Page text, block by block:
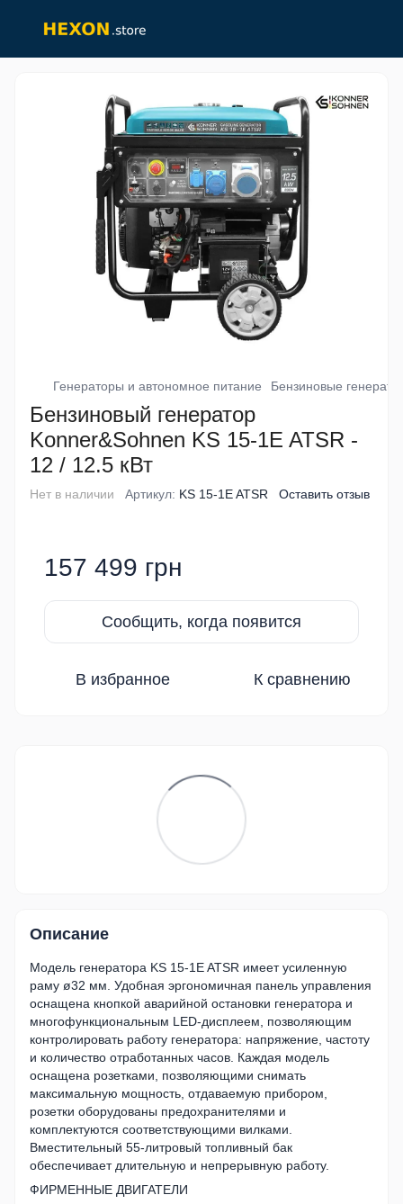
Генераторы и автономное питание Бензиновые
Бензиновый генератор
Konner&Sohnen KS 15-1E ATSR -
12 / 12.5 кВт
Нет в наличии Артикул: KS 15-1E ATSR Оставить отзыв
157 499 грн
Сообщить, когда появится
В избранное К сравнению
Описание
Модель генератора KS 15-1E ATSR имеет усиленную
раму ø32 мм. Удобная эргономичная панель управления
оснащена кнопкой аварийной остановки генератора и
многофункциональным LED-дисплеем, позволяющим
контролировать работу генератора: напряжение, частоту
и количество отработанных часов. Каждая модель
оснащена розетками, позволяющими снимать
максимальную мощность, отдаваемую прибором,
розетки оборудованы предохранителями и
комплектуются соответствующими вилками.
Вместительный 55-литровый топливный бак
обеспечивает длительную и непрерывную работу.
ФИРМЕННЫЕ ДВИГАТЕЛИ